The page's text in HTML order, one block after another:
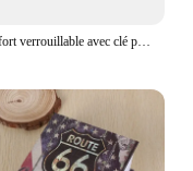
Coffre-fort verrouillable avec clé pour enfants, tirelire portable, petite serrure de sécurité en métal, boîtes à monnaie robustes